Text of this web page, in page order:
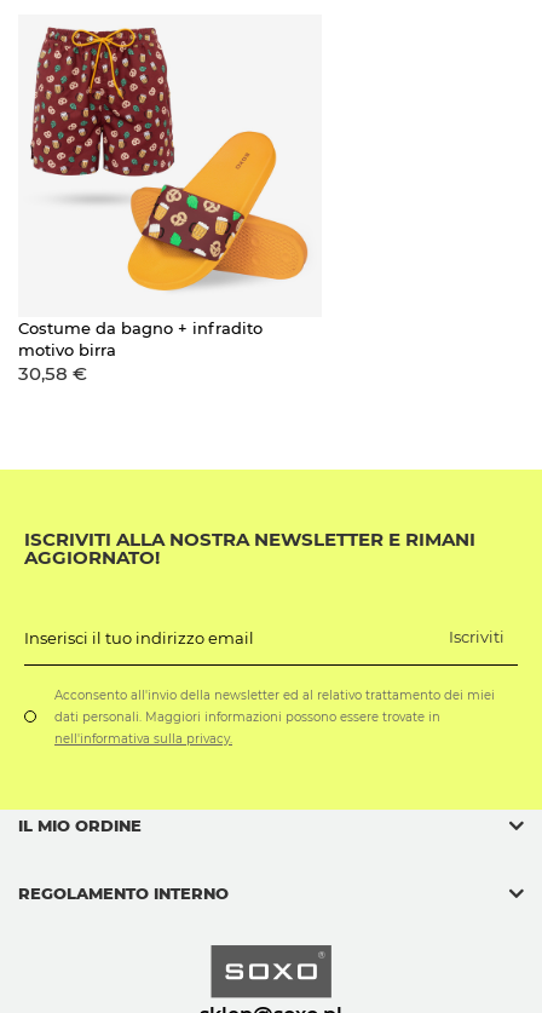
Costume da bagno + infradito
motivo birra
30,58 €
ISCRIVITI ALLA NOSTRA NEWSLETTER E RIMANI
AGGIORNATO!
Inserisci il tuo indirizzo email Iscriviti
Acconsento all'invio della newsletter ed al relativo trattamento dei miei
dati personali. Maggiori informazioni possono essere trovate in
nell'informativa sulla privacy.
IL MIO ORDINE
REGOLAMENTO INTERNO